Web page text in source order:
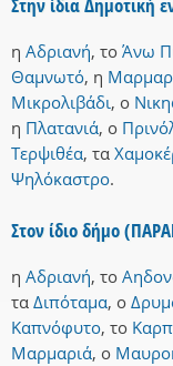
Στην ίδια
η Αδριανή, το Άνω
Θαμνωτό, η
Μικρολιβάδι, ο
η Πλατανιά, ο
Τερψιθέα, τα
Ψηλόκαστρο.
Στον ίδιο δήμο
η Αδριανή, το
τα Διπόταμα, ο
Καπνόφυτο, το
Μαρμαριά, ο